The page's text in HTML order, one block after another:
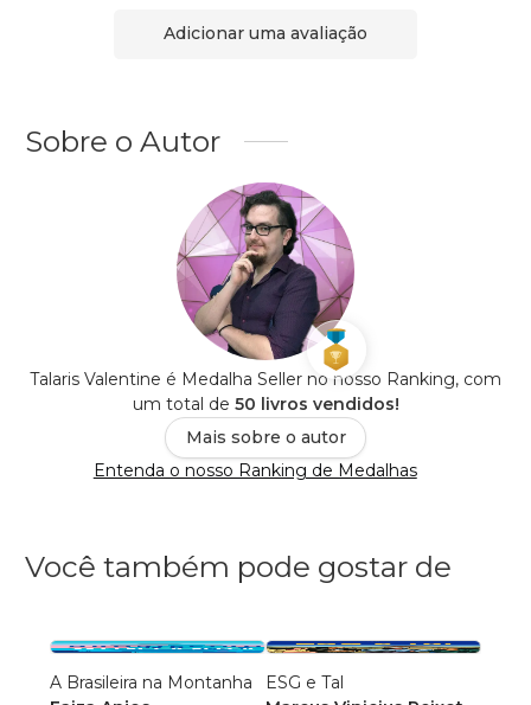
Adicionar uma avaliação
Sobre o Autor
Talaris Valentine é Medalha Seller no nosso Ranking, com
um total de 50 livros vendidos!
Mais sobre o autor
Entenda o nosso Ranking de Medalhas
Você também pode gostar de
A Brasileira na Montanha
ESG e Tal